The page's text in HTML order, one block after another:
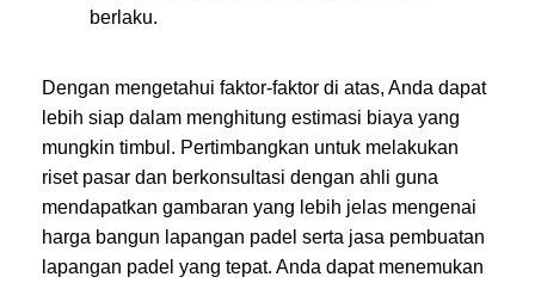
berlaku.
Dengan mengetahui faktor-faktor di atas, Anda dapat
lebih siap dalam menghitung estimasi biaya yang
mungkin timbul. Pertimbangkan untuk melakukan
riset pasar dan berkonsultasi dengan ahli guna
mendapatkan gambaran yang lebih jelas mengenai
harga bangun lapangan padel serta jasa pembuatan
lapangan padel yang tepat. Anda dapat menemukan